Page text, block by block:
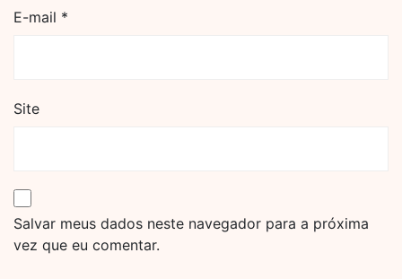
E-mail *
Site
Salvar meus dados neste navegador para a próxima
vez que eu comentar.